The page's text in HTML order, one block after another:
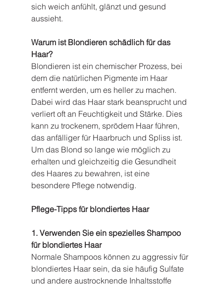
sich weich anfühlt, glänzt und gesund
aussieht.
Warum ist Blondieren schädlich für das
Haar?
Blondieren ist ein chemischer Prozess, bei
dem die natürlichen Pigmente im Haar
entfernt werden, um es heller zu machen.
Dabei wird das Haar stark beansprucht und
verliert oft an Feuchtigkeit und Stärke. Dies
kann zu trockenem, sprödem Haar führen,
das anfälliger für Haarbruch und Spliss ist.
Um das Blond so lange wie möglich zu
erhalten und gleichzeitig die Gesundheit
des Haares zu bewahren, ist eine
besondere Pflege notwendig.
Pflege-Tipps für blondiertes Haar
1. Verwenden Sie ein spezielles Shampoo
für blondiertes Haar
Normale Shampoos können zu aggressiv für
blondiertes Haar sein, da sie häufig Sulfate
und andere austrocknende Inhaltsstoffe